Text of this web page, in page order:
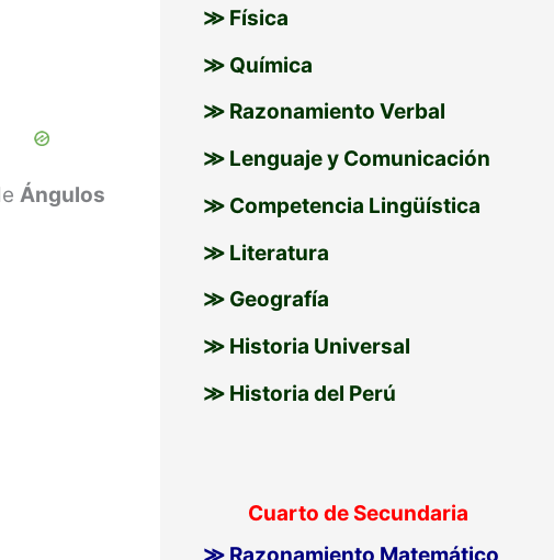
Ángulos
≫ Física
≫ Química
≫ Razonamiento Verbal
≫ Lenguaje y Comunicación
≫ Competencia Lingüística
≫ Literatura
≫ Geografía
≫ Historia Universal
≫ Historia del Perú
Cuarto de Secundaria